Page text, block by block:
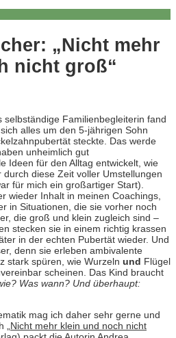
„Nicht mehr
nicht groß“
selbständige Familienbegleiterin fand
alles um den 5-jährigen Sohn
steckte. Das werde
unheimlich gut
Ideen für den Alltag entwickelt, wie
diese Zeit voller Umstellungen
für mich ein großartiger Start).
wieder Inhalt in meinen Coachings,
in Situationen, die sie vorher noch
die groß und klein zugleich sind –
stecken sie in einem richtig krassen
in der echten Pubertät wieder. Und
denn sie erleben ambivalente
stark spüren, wie Wurzeln und Flügel
scheinen. Das Kind braucht
Was wann? Und überhaupt:
mag ich daher sehr gerne und
„Nicht mehr klein und noch nicht